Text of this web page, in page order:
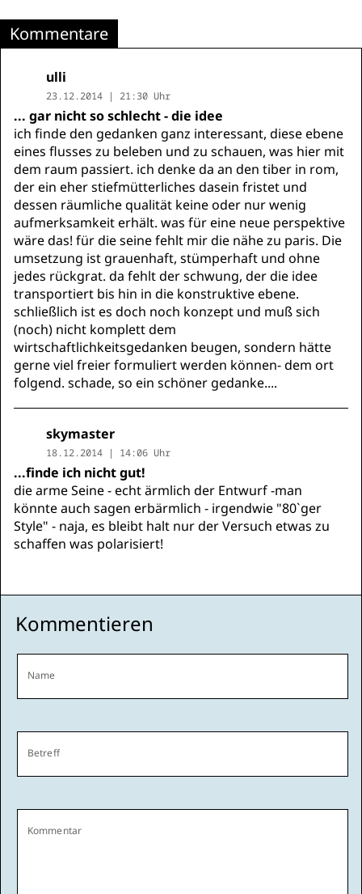
Kommentare
ulli
23.12.2014 | 21:30 Uhr
... gar nicht so schlecht - die idee
ich finde den gedanken ganz interessant, diese ebene
eines flusses zu beleben und zu schauen, was hier mit
dem raum passiert. ich denke da an den tiber in rom,
der ein eher stiefmütterliches dasein fristet und
dessen räumliche qualität keine oder nur wenig
aufmerksamkeit erhält. was für eine neue perspektive
wäre das! für die seine fehlt mir die nähe zu paris. Die
umsetzung ist grauenhaft, stümperhaft und ohne
jedes rückgrat. da fehlt der schwung, der die idee
transportiert bis hin in die konstruktive ebene.
schließlich ist es doch noch konzept und muß sich
(noch) nicht komplett dem
wirtschaftlichkeitsgedanken beugen, sondern hätte
gerne viel freier formuliert werden können- dem ort
folgend. schade, so ein schöner gedanke....
skymaster
18.12.2014 | 14:06 Uhr
...finde ich nicht gut!
die arme Seine - echt ärmlich der Entwurf -man
könnte auch sagen erbärmlich - irgendwie "80`ger
Style" - naja, es bleibt halt nur der Versuch etwas zu
schaffen was polarisiert!
Kommentieren
Name
Betreff
Kommentar